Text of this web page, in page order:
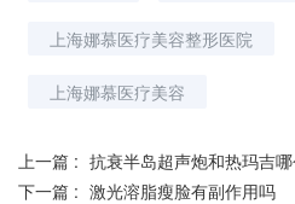
上海娜慕医疗美容整形医院
上海娜慕医疗美容
上一篇 : 抗衰半岛超声炮和热玛吉
下一篇 : 激光溶脂瘦脸有副作用吗